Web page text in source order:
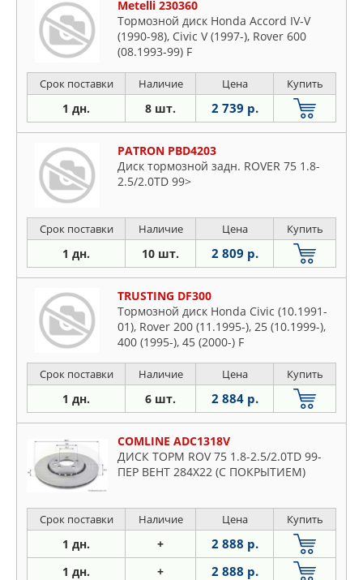
Metelli 230360
Тормозной диск Honda Accord IV-V
(1990-98), Civic V (1997-), Rover 600
(08.1993-99) F
Срок поставки Наличие Цена Купить
1 дн. 8 шт. 2 739 р.
PATRON PBD4203
Диск тормозной задн. ROVER 75 1.8-
2.5/2.0TD 99>
Срок поставки Наличие Цена Купить
1 дн. 10 шт. 2 809 р.
TRUSTING DF300
Тормозной диск Honda Civic (10.1991-
01), Rover 200 (11.1995-), 25 (10.1999-),
400 (1995-), 45 (2000-) F
Срок поставки Наличие Цена Купить
1 дн. 6 шт. 2 884 р.
COMLINE ADC1318V
ДИСК ТОРМ ROV 75 1.8-2.5/2.0TD 99-
ПЕР ВЕНТ 284X22 (С ПОКРЫТИЕМ)
Срок поставки Наличие Цена Купить
1 дн. + 2 888 р.
1 дн. + 2 888 р.